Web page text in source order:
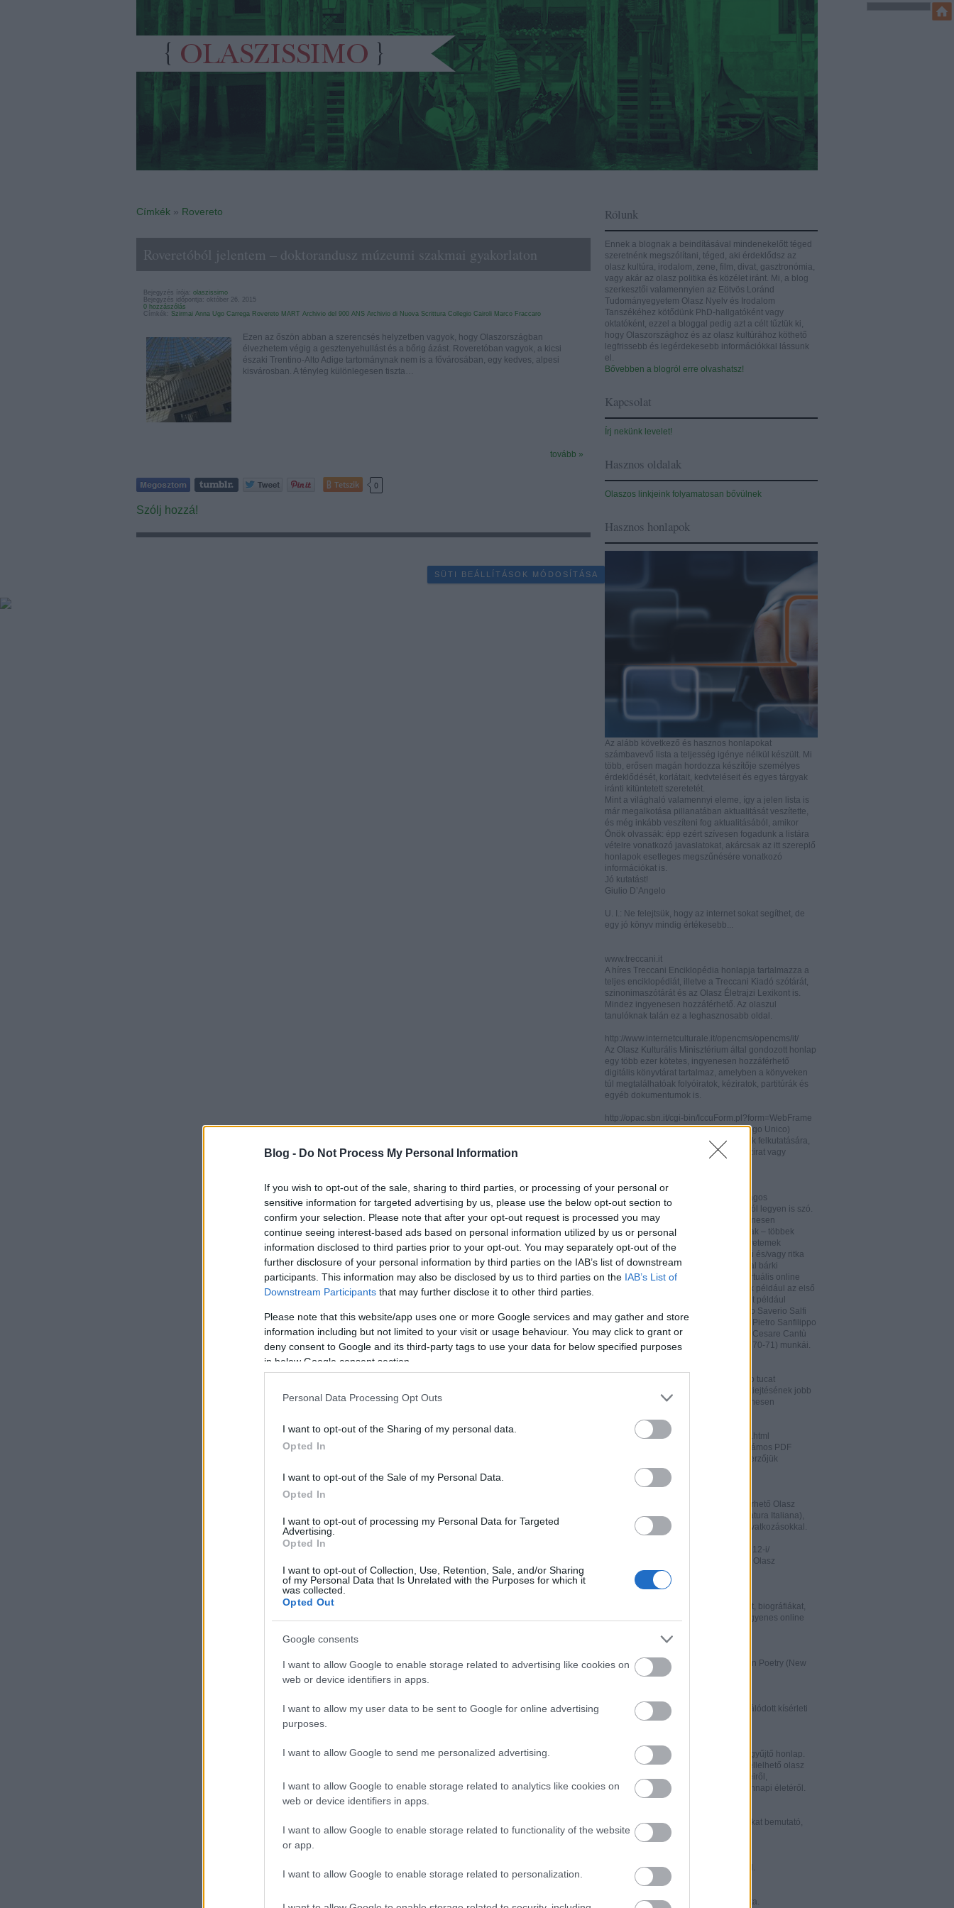
Blog - Do Not Process My Personal Information
If you wish to opt-out of the sale, sharing to third parties, or processing of your personal or
sensitive information for targeted advertising by us, please use the below opt-out section to
confirm your selection. Please note that after your opt-out request is processed you may
continue seeing interest-based ads based on personal information utilized by us or personal
information disclosed to third parties prior to your opt-out. You may separately opt-out of the
further disclosure of your personal information by third parties on the IAB’s list of downstream
participants. This information may also be disclosed by us to third parties on the IAB’s List of
Downstream Participants that may further disclose it to other third parties.
Please note that this website/app uses one or more Google services and may gather and store
information including but not limited to your visit or usage behaviour. You may click to grant or
deny consent to Google and its third-party tags to use your data for below specified purposes
in below Google consent section.
Personal Data Processing Opt Outs
I want to opt-out of the Sharing of my personal data.
Opted In
I want to opt-out of the Sale of my Personal Data.
Opted In
I want to opt-out of processing my Personal Data for Targeted
Advertising.
Opted In
I want to opt-out of Collection, Use, Retention, Sale, and/or Sharing
of my Personal Data that Is Unrelated with the Purposes for which it
was collected.
Opted Out
Google consents
I want to allow Google to enable storage related to advertising like cookies on
web or device identifiers in apps.
I want to allow my user data to be sent to Google for online advertising
purposes.
I want to allow Google to send me personalized advertising.
I want to allow Google to enable storage related to analytics like cookies on
web or device identifiers in apps.
I want to allow Google to enable storage related to functionality of the website
or app.
I want to allow Google to enable storage related to personalization.
Rólunk
Ennek a blognak a beindításával mindenekelőtt téged
szeretnénk megszólítani, téged, aki érdeklődsz az
olasz kultúra, irodalom, zene, film, divat, gasztronómia,
vagy akár az olasz politika és közélet iránt. Mi, a blog
szerkesztői valamennyien az Eötvös Loránd
Tudományegyetem Olasz Nyelv és Irodalom
Tanszékéhez kötődünk PhD-hallgatóként vagy
oktatóként, ezzel a bloggal pedig azt a célt tűztük ki,
hogy Olaszországhoz és az olasz kultúrához köthető
legfrissebb és legérdekesebb információkkal lássunk
el.
Bővebben a blogról erre olvashatsz!
Kapcsolat
Írj nekünk levelet!
Hasznos oldalak
Olaszos linkjeink folyamatosan bővülnek
Hasznos honlapok
Az alább következő és hasznos honlapokat
számbavevő lista a teljesség igénye nélkül készült. Mi
több, erősen magán hordozza készítője személyes
érdeklődését, korlátait, kedvteléseit és egyes tárgyak
iránti kitüntetett szeretetét.
Mint a világhaló valamennyi eleme, így a jelen lista is
már megalkotása pillanatában aktualitását veszítette,
és még inkább veszíteni fog aktualitásából, amikor
Önök olvassák: épp ezért szívesen fogadunk a listára
vételre vonatkozó javaslatokat, akárcsak az itt szereplő
honlapok esetleges megszűnésére vonatkozó
információkat is.
Jó kutatást!
Giulio D’Angelo
U. I.: Ne felejtsük, hogy az internet sokat segíthet, de
egy jó könyv mindig értékesebb...
www.treccani.it
A híres Treccani Enciklopédia honlapja tartalmazza a
teljes enciklopédiát, illetve a Treccani Kiadó szótárát,
szinonimaszótárát és az Olasz Életrajzi Lexikont is.
Mindez ingyenesen hozzáférhető. Az olaszul
tanulóknak talán ez a leghasznosabb oldal.
http://www.internetculturale.it/opencms/opencms/it/
Az Olasz Kulturális Minisztérium által gondozott honlap
egy több ezer kötetes, ingyenesen hozzáférhető
digitális könyvtárat tartalmaz, amelyben a könyveken
túl megtalálhatóak folyóiratok, kéziratok, partitúrák és
egyéb dokumentumok is.
http://opac.sbn.it/cgi-bin/IccuForm.pl?form=WebFrame
Az ICCU (Istituto Centrale per il Catalogo Unico)
keresőrendszere. Hasznos lehet annak felkutatására,
hogy hol lelhető fel egy-egy könyv, kézirat vagy
http://books.google.it/
A könyveknek és folyóiratoknak valóságos
kincseskamrája ez, bármelyik századról legyen is szó.
Ezen az oldalon olvashatóak és ingyenesen
letölthetőek minden nemzetiségű írónak – többek
között olaszoknak is – az amerikai egyetemek
könyvtáraiban digitalizált, első kiadású és/vagy ritka
könyvei. Egy Google vagy Gmail fiókkal bárki
létrehozhatja és megőrizheti a saját virtuális online
könyvtárát. A honlapon megtalálhatóak például az első
olasz irodalomtörténeti munkák is, mint például
Girolamo Tiraboschi (1825), Francesco Saverio Salfi
(1834), Giuseppe Maffei (1852-1853), Pietro Sanfilippo
(1859), Paolo Emiliani-Giudici (1863), Cesare Cantù
(1865) vagy Francesco De Sanctis (1870-71) munkái.
2.495 e-könyv, 6.320 zenei darab, több tucat
hangoskönyv segíthet az olasz nyelv kiejtésének jobb
elsajátításában. Valamennyi file ingyenesen
http://www.letteraturaitaliana.net/index.html
Az előzőhöz nagyon hasonló oldal, számos PDF
formátumú olasz irodalmi művel és szerzőjük
életrajzával gazdagítva.
Antonio Piromalli ingyenesen hozzáférhető Olasz
irodalomtörténet-e (Storia della Letteratura Italiana),
digitális keresőprogrammal és hiperhivatkozásokkal.
http://www3.unibo.it/boll900/numeri/2012-i/
«Bollettino '900». A Bolognai Egyetem Olasz
Tanszékének online folyóirata.
Régi és kortárs olasz irodalmi műveket, biográfiákat,
szerzőket és recenziókat bemutató, ingyenes online
Gradiva - International Journal of Italian Poetry (New
York - Roma)
Az iskolai irodalomoktatásra specializálódott kísérleti
folyóirat.
A világ italianisztikai folyóiratait egybegyűjtő honlap.
Számos információt kínál a világban fellelhető olasz
tanszékek folyóiratairól, kiadott könyveiről,
publikációiról, ösztöndíjairól és mindennapi életéről.
Régi és ritka történelmi dokumentumokat bemutató,
érdekes és könnyen átlátható honlap.
Irodalmi és egyéb témákat kínáló oldal.
A rangos olasz folyóirat online változata.
Címkék » Rovereto
Roveretóból jelentem – doktorandusz múzeumi szakmai gyakorlaton
Bejegyzés írója: olaszissimo
Bejegyzés időpontja: október 26, 2015
0 hozzászólás
Címkék: Szirmai Anna Ugo Carrega Rovereto MART Archivio del 900 ANS Archivio di Nuova Scrittura Collegio Cairoli Marco Fraccaro
Ezen az őszön abban a szerencsés helyzetben vagyok, hogy Olaszországban
élvezhetem végig a gesztenyehullást és a bőrig ázást. Roveretóban vagyok, a kicsi
északi Trentino-Alto Adige tartománynak nem is a fővárosában, egy kedves, alpesi
kisvárosban. A tényleg különlegesen tiszta…
tovább »
Tetszik 0
Szólj hozzá!
SÜTI BEÁLLÍTÁSOK MÓDOSÍTÁSA